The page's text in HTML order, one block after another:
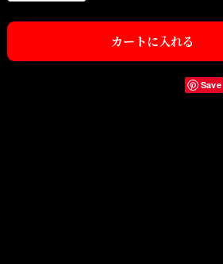
カートに入れる
Save